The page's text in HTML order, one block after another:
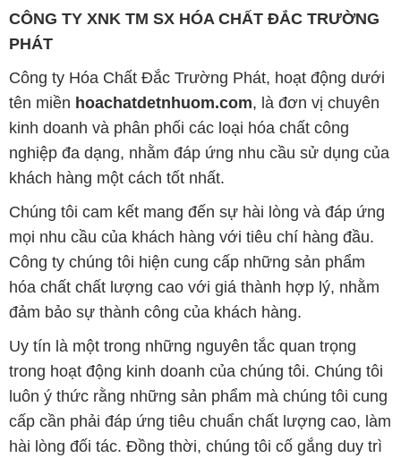
CÔNG TY XNK TM SX HÓA CHẤT ĐẮC TRƯỜNG
PHÁT
Công ty Hóa Chất Đắc Trường Phát, hoạt động dưới
tên miền hoachatdetnhuom.com, là đơn vị chuyên
kinh doanh và phân phối các loại hóa chất công
nghiệp đa dạng, nhằm đáp ứng nhu cầu sử dụng của
khách hàng một cách tốt nhất.
Chúng tôi cam kết mang đến sự hài lòng và đáp ứng
mọi nhu cầu của khách hàng với tiêu chí hàng đầu.
Công ty chúng tôi hiện cung cấp những sản phẩm
hóa chất chất lượng cao với giá thành hợp lý, nhằm
đảm bảo sự thành công của khách hàng.
Uy tín là một trong những nguyên tắc quan trọng
trong hoạt động kinh doanh của chúng tôi. Chúng tôi
luôn ý thức rằng những sản phẩm mà chúng tôi cung
cấp cần phải đáp ứng tiêu chuẩn chất lượng cao, làm
hài lòng đối tác. Đồng thời, chúng tôi cố gắng duy trì